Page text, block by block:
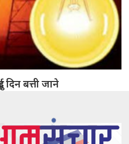
दिन बत्ती जाने